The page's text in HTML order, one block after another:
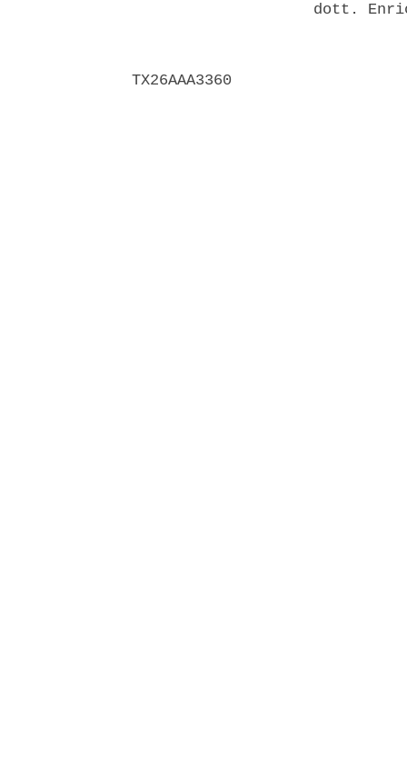
dott.